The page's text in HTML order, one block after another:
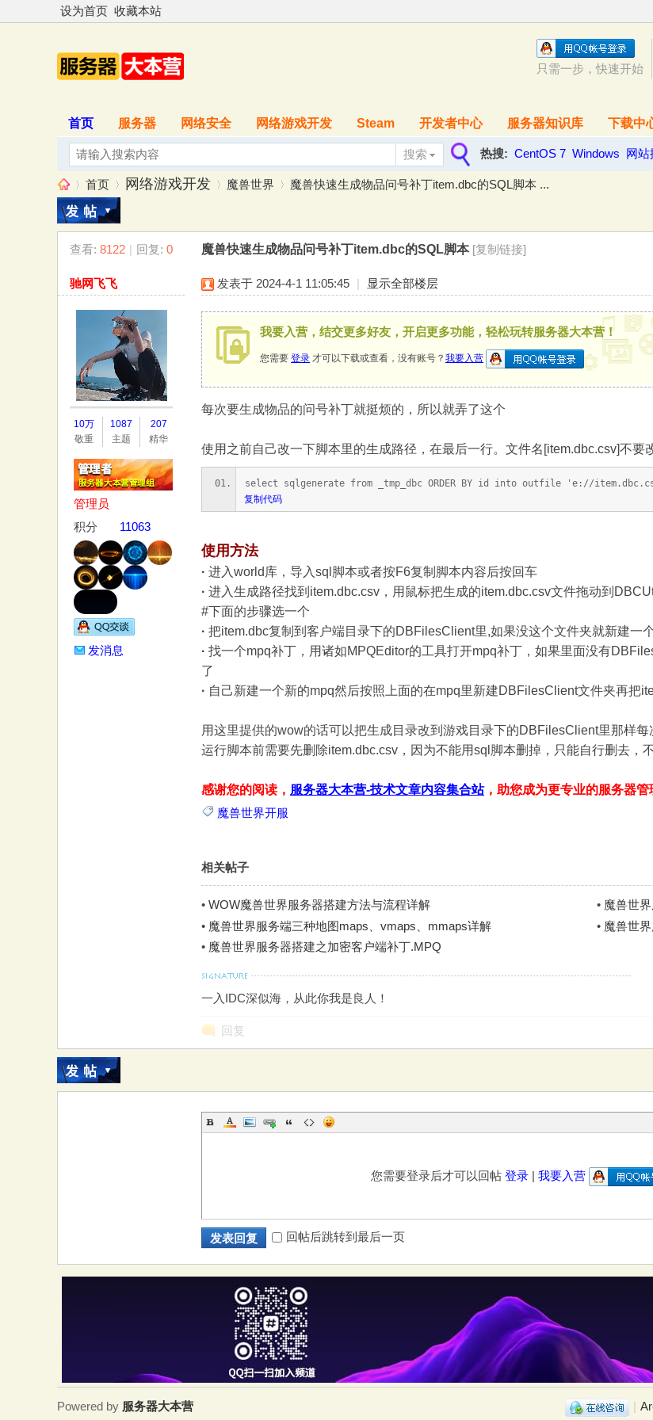
设为首页 收藏本站
只需一步，快速开始
首页 服务器 网络安全 网络游戏开发 Steam 开发者中心 服务器知识库 下载中
搜索
搜
索
热搜: CentOS 7 Windows 网站
»
首页
›
网络游戏开发
›
魔兽世界
›
魔兽快速生成物品问号补丁item.dbc的SQL脚本 ...
查看: 8122 | 回复: 0 魔兽快速生成物品问号补丁item.dbc的SQL脚本 [复制链接]
驰网飞飞
10万
敬重
1087
主题
207
精华
管理员
积分
11063
发消息
发表于 2024-4-1 11:05:45 | 显示全部楼层
我要入营，结交更多好友，开启更多功能，轻松玩转服务器大本营！
您需要 登录 才可以下载或查看，没有账号？ 我要入营
每次要生成物品的问号补丁就挺烦的，所以就弄了这个
使用之前自己改一下脚本里的生成路径，在最后一行。文件名[item.dbc.csv]不要
select sqlgenerate from _tmp_dbc ORDER BY id into outfile 'e://
复制代码
使用方法
· 进入world库，导入sql脚本或者按F6复制脚本内容后按回车
· 进入生成路径找到item.dbc.csv，用鼠标把生成的item.dbc.csv文件拖动到
#下面的步骤选一个
· 把item.dbc复制到客户端目录下的DBFilesClient里,如果没这个文件夹就新建一
· 找一个mpq补丁，用诸如MPQEditor的工具打开mpq补丁，如果里面没有
了
· 自己新建一个新的mpq然后按照上面的在mpq里新建DBFilesClient文件夹再把
用这里提供的wow的话可以把生成目录改到游戏目录下的DBFilesClient里那样
运行脚本前需要先删除item.dbc.csv，因为不能用sql脚本删掉，只能自行删去，
感谢您的阅读， 服务器大本营-技术文章内容集合站，助您成为更专业的服务器管
魔兽世界开服
相关帖子
• WOW魔兽世界服务器搭建方法与流程详解 • 魔兽世
• 魔兽世界服务端三种地图maps、vmaps、mmaps详解 • 魔兽世
• 魔兽世界服务器搭建之加密客户端补丁.MPQ
一入IDC深似海，从此你我是良人！
回复
您需要登录后才可以回帖 登录 | 我要入营
发表回复 回帖后跳转到最后一页
|
Powered by 服务器大本营